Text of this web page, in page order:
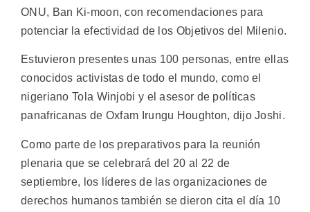
ONU, Ban Ki-moon, con recomendaciones para
potenciar la efectividad de los Objetivos del Milenio.
Estuvieron presentes unas 100 personas, entre ellas
conocidos activistas de todo el mundo, como el
nigeriano Tola Winjobi y el asesor de políticas
panafricanas de Oxfam Irungu Houghton, dijo Joshi.
Como parte de los preparativos para la reunión
plenaria que se celebrará del 20 al 22 de
septiembre, los líderes de las organizaciones de
derechos humanos también se dieron cita el día 10